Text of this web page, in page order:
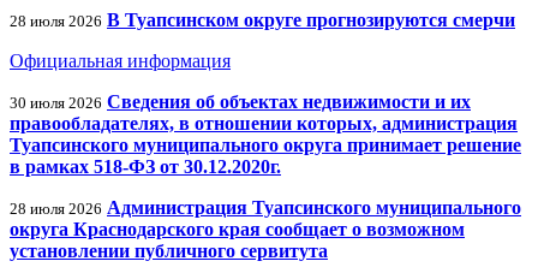
28 июля 2026 В Туапсинском округе прогнозируются смерчи
Официальная информация
30 июля 2026 Сведения об объектах недвижимости и их
правообладателях, в отношении которых, администрация
Туапсинского муниципального округа принимает решение
в рамках 518-ФЗ от 30.12.2020г.
28 июля 2026 Администрация Туапсинского муниципального
округа Краснодарского края сообщает о возможном
установлении публичного сервитута